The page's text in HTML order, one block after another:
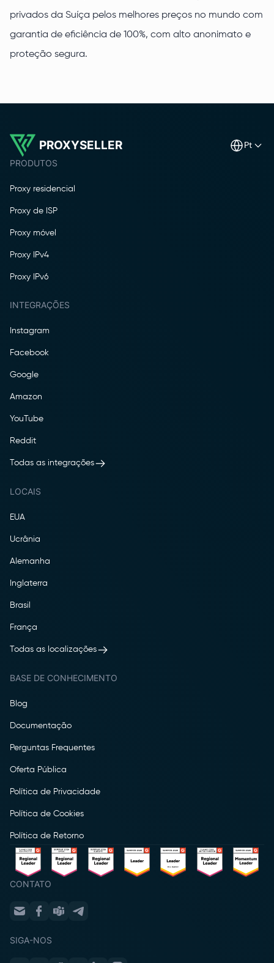
privados da Suíça pelos melhores preços no mundo com
garantia de eficiência de 100%, com alto anonimato e
proteção segura.
PROXYSELLER pt
PRODUTOS
Proxy residencial
Proxy de ISP
Proxy móvel
Proxy IPv4
Proxy IPv6
INTEGRAÇÕES
Instagram
Facebook
Google
Amazon
YouTube
Reddit
Todas as integrações
LOCAIS
EUA
Ucrânia
Alemanha
Inglaterra
Brasil
França
Todas as localizações
BASE DE CONHECIMENTO
Blog
Documentação
Perguntas Frequentes
Oferta Pública
Política de Privacidade
Política de Cookies
Política de Retorno
CONTATO
SIGA-NOS